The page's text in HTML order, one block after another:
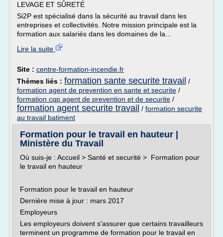
LEVAGE ET SÛRETÉ
Si2P est spécialisé dans la sécurité au travail dans les
entreprises et collectivités. Notre mission principale est la
formation aux salariés dans les domaines de la...
Lire la suite
Site : centre-formation-incendie.fr
Thèmes liés : formation sante securite travail /
formation agent de prevention en sante et securite /
formation cqp agent de prevention et de securite /
formation agent securite travail / formation securite
au travail batiment
Formation pour le travail en hauteur |
Ministère du Travail
Où suis-je : Accueil > Santé et securité > Formation pour
le travail en hauteur
Formation pour le travail en hauteur
Dernière mise à jour : mars 2017
Employeurs
Les employeurs doivent s'assurer que certains travailleurs
terminent un programme de formation pour le travail en